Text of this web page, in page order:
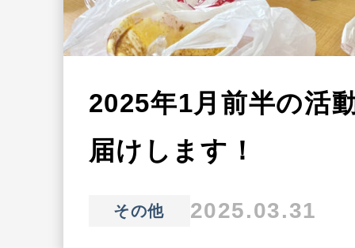
2025年1月前半の活
届けします！
その他 2025.03.31